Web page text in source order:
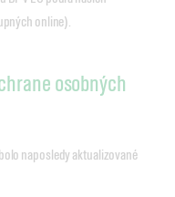
online).
osobných
naposledy aktualizované